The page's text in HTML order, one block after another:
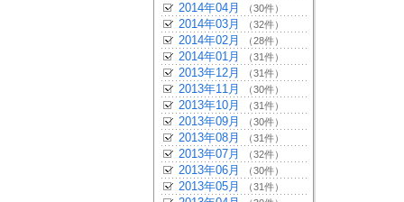
2014年04月 （30件）
2014年03月 （32件）
2014年02月 （28件）
2014年01月 （31件）
2013年12月 （31件）
2013年11月 （30件）
2013年10月 （31件）
2013年09月 （30件）
2013年08月 （31件）
2013年07月 （32件）
2013年06月 （30件）
2013年05月 （31件）